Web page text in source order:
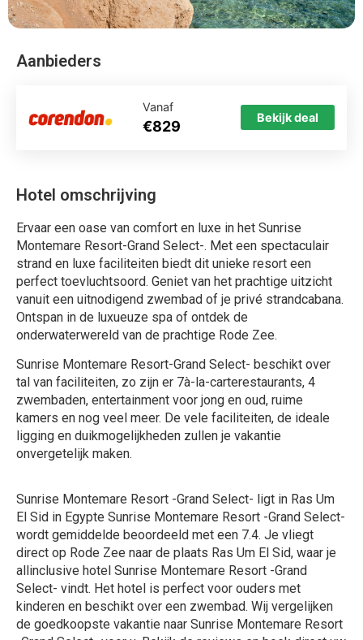
Hotel omschrijving
Ervaar een oase van comfort en luxe in het Sunrise
Montemare Resort-Grand Select-. Met een spectaculair
strand en luxe faciliteiten biedt dit unieke resort een
perfect toevluchtsoord. Geniet van het prachtige uitzicht
vanuit een uitnodigend zwembad of je privé strandcabana.
Ontspan in de luxueuze spa of ontdek de
onderwaterwereld van de prachtige Rode Zee.
Sunrise Montemare Resort-Grand Select- beschikt over
tal van faciliteiten, zo zijn er 7à-la-carterestaurants, 4
zwembaden, entertainment voor jong en oud, ruime
kamers en nog veel meer. De vele faciliteiten, de ideale
ligging en duikmogelijkheden zullen je vakantie
onvergetelijk maken.
Sunrise Montemare Resort -Grand Select- ligt in Ras Um
El Sid in Egypte Sunrise Montemare Resort -Grand Select-
wordt gemiddelde beoordeeld met een 7.4. Je vliegt
direct op Rode Zee naar de plaats Ras Um El Sid, waar je
allinclusive hotel Sunrise Montemare Resort -Grand
Select- vindt. Het hotel is perfect voor ouders met
kinderen en beschikt over een zwembad. Wij vergelijken
de goedkoopste vakantie naar Sunrise Montemare Resort
Aanbieders
Vanaf
€829 Bekijk deal